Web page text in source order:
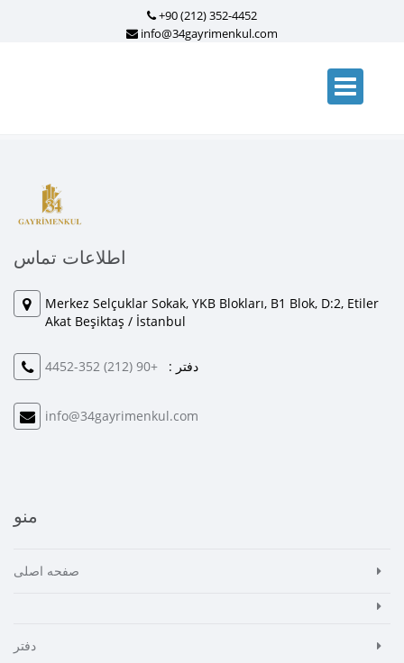
+90 (212) 352-4452
info@34gayrimenkul.com
اطلاعات تماس
Merkez Selçuklar Sokak, YKB Blokları, B1 Blok, D:2, Etiler
Akat Beşiktaş / İstanbul
دفتر : +90 (212) 352-4452
info@34gayrimenkul.com
منو
صفحه اصلی
دفتر